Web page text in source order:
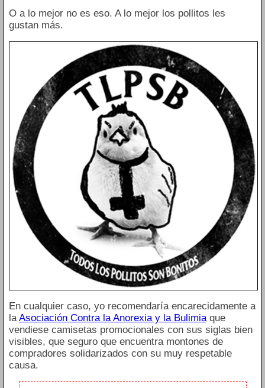
O a lo mejor no es eso. A lo mejor los pollitos les
gustan más.
En cualquier caso, yo recomendaría encarecidamente a
la Asociación Contra la Anorexia y la Bulimiaque
vendiese camisetas promocionales con sus siglas bien
visibles, que seguro que encuentra montones de
compradores solidarizados con su muy respetable
causa.